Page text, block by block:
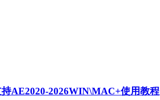
AE2020-2026WIN\MAC+使用教程